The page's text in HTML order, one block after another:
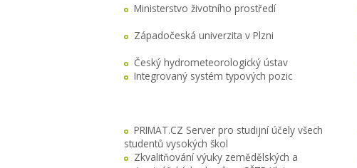
Ministerstvo životního prostředí
Západočeská univerzita v Plzni
Český hydrometeorologický ústav
Integrovaný systém typových pozic
PRIMAT.CZ Server pro studijní účely všech
studentů vysokých škol
Zkvalitňování výuky zemědělských a